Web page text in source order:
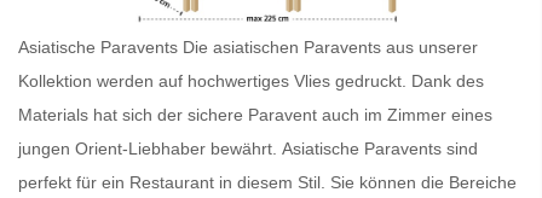
Asiatische Paravents Die asiatischen Paravents aus unserer
Kollektion werden auf hochwertiges Vlies gedruckt. Dank des
Materials hat sich der sichere Paravent auch im Zimmer eines
jungen Orient-Liebhaber bewährt. Asiatische Paravents sind
perfekt für ein Restaurant in diesem Stil. Sie können die Bereiche